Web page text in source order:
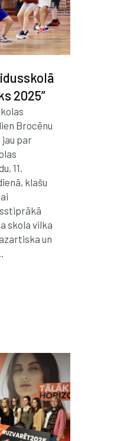
2025”
Brocēnu
jau par
11.
klašu
skola vilka
un